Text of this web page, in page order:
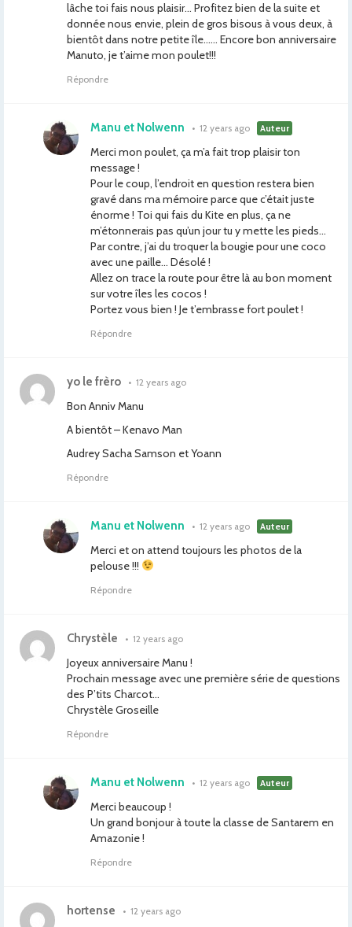
lâche toi fais nous plaisir… Profitez bien de la suite et
donnée nous envie, plein de gros bisous à vous deux, à
bientôt dans notre petite île…… Encore bon anniversaire
Manuto, je t’aime mon poulet!!!
Répondre
Manu et Nolwenn • 12 years ago Auteur
Merci mon poulet, ça m’a fait trop plaisir ton
message !
Pour le coup, l’endroit en question restera bien
gravé dans ma mémoire parce que c’était juste
énorme ! Toi qui fais du Kite en plus, ça ne
m’étonnerais pas qu’un jour tu y mette les pieds…
Par contre, j’ai du troquer la bougie pour une coco
avec une paille… Désolé !
Allez on trace la route pour être là au bon moment
sur votre îles les cocos !
Portez vous bien ! Je t’embrasse fort poulet !
Répondre
yo le frèro • 12 years ago
Bon Anniv Manu
A bientôt – Kenavo Man
Audrey Sacha Samson et Yoann
Répondre
Manu et Nolwenn • 12 years ago Auteur
Merci et on attend toujours les photos de la
pelouse !!!
Répondre
Chrystèle • 12 years ago
Joyeux anniversaire Manu !
Prochain message avec une première série de questions
des P’tits Charcot…
Chrystèle Groseille
Répondre
Manu et Nolwenn • 12 years ago Auteur
Merci beaucoup !
Un grand bonjour à toute la classe de Santarem en
Amazonie !
Répondre
hortense • 12 years ago